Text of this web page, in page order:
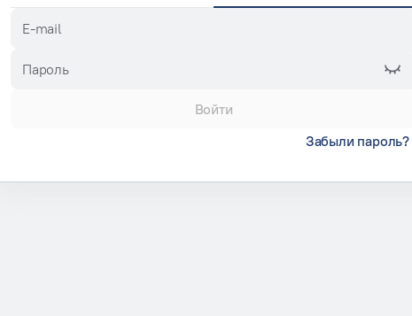
E-mail
Пароль
Войти
Забыли пароль?